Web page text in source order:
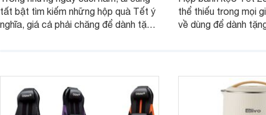
tất bật tìm kiếm những hộp quà Tết ý
nghĩa, giá cả phải chăng để dành tặng
- 500k đẹp mắt nhé.
thể thiếu trong mọi
về dùng để dành
2025 mới vừa sang,
mua sắm cuối năm.